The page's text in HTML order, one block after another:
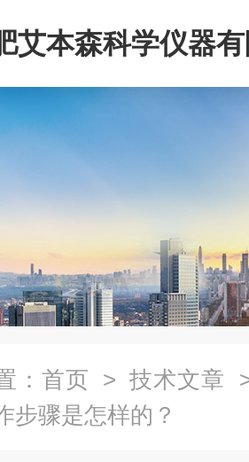
艾本森科学仪器
： 首页 > 技术文章
步骤是怎样的？